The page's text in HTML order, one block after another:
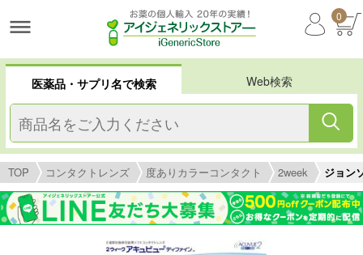
0
医薬品・サプリ名で検索 Web検索
TOP コンタクトレンズ 度ありカラーコンタクト 2week ジョン